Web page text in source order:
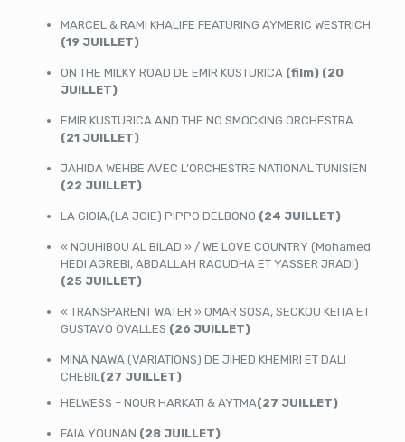
MARCEL & RAMI KHALIFE FEATURING AYMERIC WESTRICH
(19 JUILLET)
ON THE MILKY ROAD DE EMIR KUSTURICA (film) (20
JUILLET)
EMIR KUSTURICA AND THE NO SMOCKING ORCHESTRA
(21 JUILLET)
JAHIDA WEHBE AVEC L’ORCHESTRE NATIONAL TUNISIEN
(22 JUILLET)
LA GIOIA,(LA JOIE) PIPPO DELBONO (24 JUILLET)
« NOUHIBOU AL BILAD » / WE LOVE COUNTRY (Mohamed
HEDI AGREBI, ABDALLAH RAOUDHA ET YASSER JRADI)
(25 JUILLET)
« TRANSPARENT WATER » OMAR SOSA, SECKOU KEITA ET
GUSTAVO OVALLES (26 JUILLET)
MINA NAWA (VARIATIONS) DE JIHED KHEMIRI ET DALI
CHEBIL(27 JUILLET)
HELWESS – NOUR HARKATI & AYTMA(27 JUILLET)
FAIA YOUNAN (28 JUILLET)